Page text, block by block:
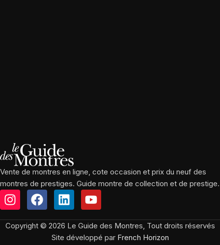
Vente de montres en ligne, cote occasion et prix du neuf des
montres de prestiges. Guide montre de collection et de prestige.
Copyright © 2026 Le Guide des Montres, Tout droits réservés
Site développé par French Horizon